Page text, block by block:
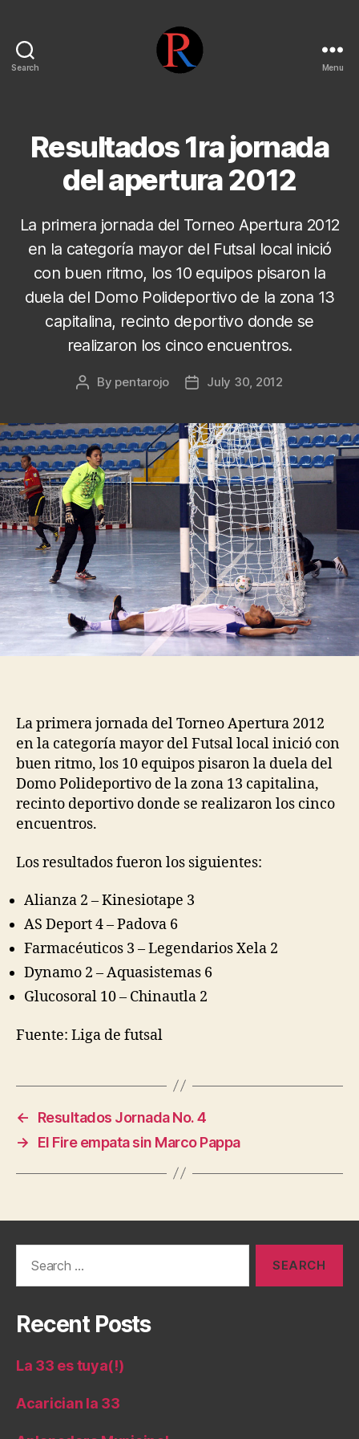
Search Menu
Resultados 1ra jornada
del apertura 2012
La primera jornada del Torneo Apertura 2012
en la categoría mayor del Futsal local inició
con buen ritmo, los 10 equipos pisaron la
duela del Domo Polideportivo de la zona 13
capitalina, recinto deportivo donde se
realizaron los cinco encuentros.
Post
By pentarojo
PostJuly 30, 2012
La primera jornada del Torneo Apertura 2012
en la categoría mayor del Futsal local inició con
buen ritmo, los 10 equipos pisaron la duela del
Domo Polideportivo de la zona 13 capitalina,
recinto deportivo donde se realizaron los cinco
encuentros.
Los resultados fueron los siguientes:
Alianza 2 – Kinesiotape 3
AS Deport 4 – Padova 6
Farmacéuticos 3 – Legendarios Xela 2
Dynamo 2 – Aquasistemas 6
Glucosoral 10 – Chinautla 2
Fuente: Liga de futsal
←
Resultados Jornada No. 4
→
El Fire empata sin Marco Pappa
Recent Posts
La 33 es tuya(!)
Acarician la 33